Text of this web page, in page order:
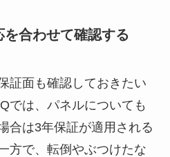
合わせて確認する
証面も確認しておきたい
では、パネルについても
合は3年保証が適用される
方で、転倒やぶつけたな